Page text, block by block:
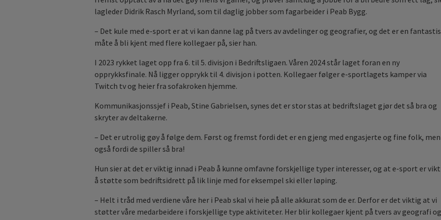
lagleder Didrik Rasch Myrland, som til daglig jobber som fagarbeider i Peab Bygg.
– Det kule med e-sport er at vi kan danne lag på tvers av avdelinger og geografier, og det er en
måte å bli kjent med flere kollegaer på, sier han.
I 2023 rykket laget opp fra 6. til 5. divisjon i Bedriftsligaen. Våren 2024 står laget foran en ny
opprykksfinale. Nå ligger opprykk til 4. divisjon i potten. Kollegaer følger e-sportlagets kamper via
Twitch tv og heier fra sofakroken hjemme.
Kommunikasjonssjef i Peab, Stine Gabrielsen, synes det er stor stas at bedriftslaget gjør det så bra og
skryter av deltakerne.
– Det er utrolig gøy å følge dem. Først og fremst fordi det er en gjeng med engasjerte og fine folk, men
også fordi de spiller så bra!
Hun sier at det er viktig innad i Peab å kunne omfavne forskjellige typer interesser, og at e-sport er
å støtte som bedriftsidrett på lik linje med for eksempel ski eller løping.
– Helt i tråd med verdiene våre her i Peab skal vi heie på alle akkurat som de er. Derfor er det viktig at vi
støtter våre medarbeidere i forskjellige type aktiviteter. Her blir kollegaer kjent på tvers av geografi og